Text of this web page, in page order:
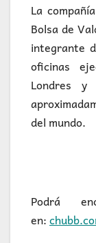
La
Bolsa de
integrante
oficinas
Londres y
del mundo.
Podrá
en: